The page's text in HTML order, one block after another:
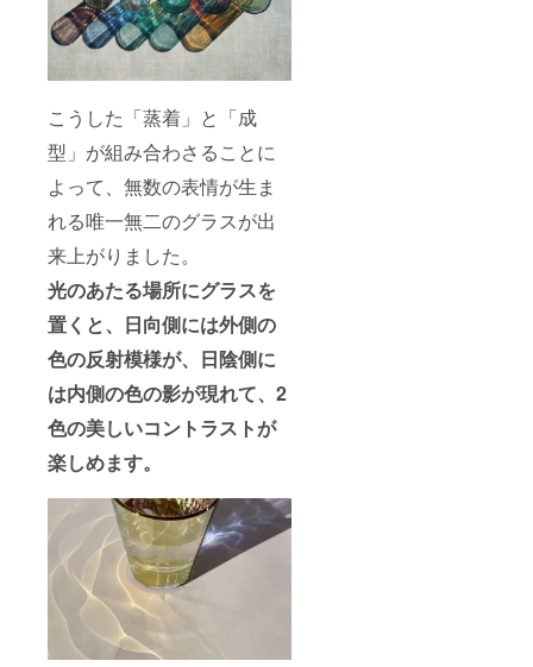
こうした「蒸着」と「成
型」が組み合わさることに
よって、無数の表情が生ま
れる唯一無二のグラスが出
来上がりました。
光のあたる場所にグラスを
置くと、日向側には外側の
色の反射模様が、日陰側に
は内側の色の影が現れて、2
色の美しいコントラストが
楽しめます。